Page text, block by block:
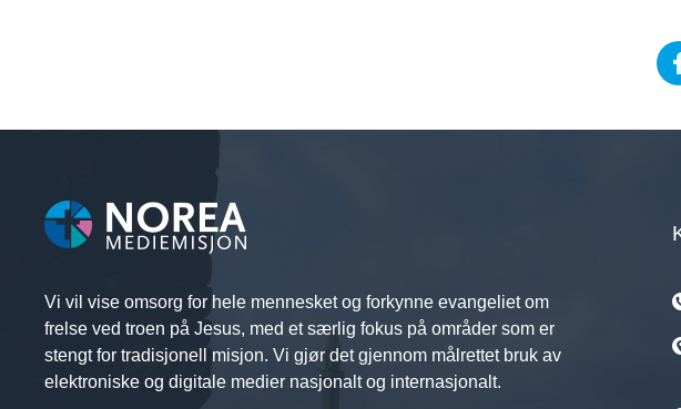
Vi vil vise omsorg for hele mennesket og forkynne evangeliet om
frelse ved troen på Jesus, med et særlig fokus på områder som er
stengt for tradisjonell misjon. Vi gjør det gjennom målrettet bruk av
elektroniske og digitale medier nasjonalt og internasjonalt.